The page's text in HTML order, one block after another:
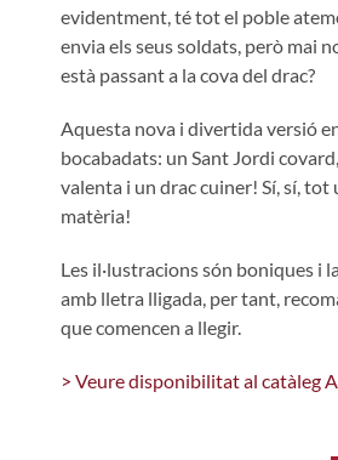
evidentment, té tot el poble
envia els seus soldats, però mai
està passant a la cova del drac?
Aquesta nova i divertida versió
bocabadats: un Sant Jordi
valenta i un drac cuiner! Sí, sí, tot
matèria!
Les il·lustracions són boniques i
amb lletra lligada, per tant,
que comencen a llegir.
> Veure disponibilitat al catàleg